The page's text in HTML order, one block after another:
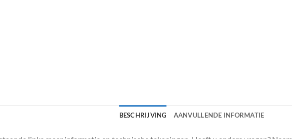
BESCHRIJVING AANVULLENDE INFORMATIE